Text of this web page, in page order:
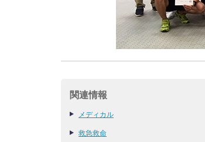
関連情報
メディカル
救急救命